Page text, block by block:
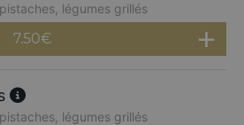
légumes grillés
7.50€
légumes grillés